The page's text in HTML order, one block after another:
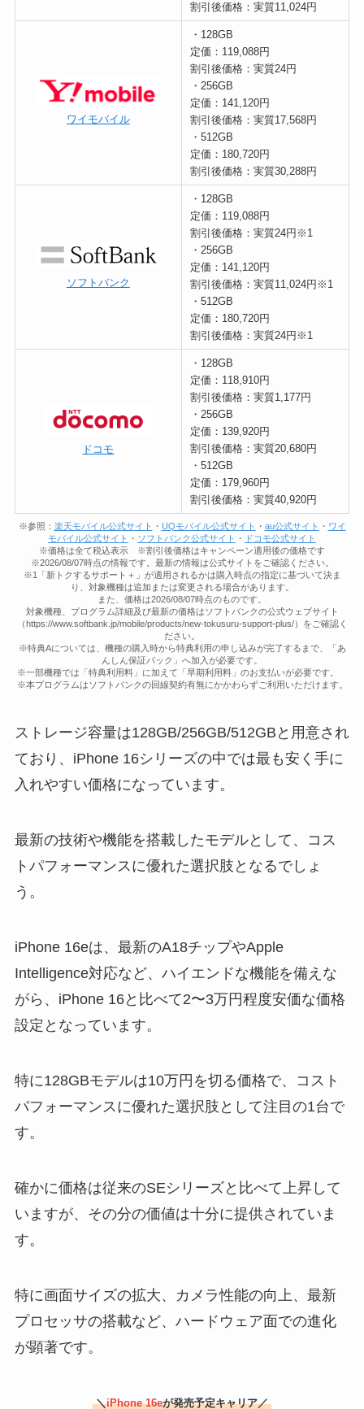
割引後価格：実質11,024円
ワイモバイル
・128GB
定価：119,088円
割引後価格：実質24円
・256GB
定価：141,120円
割引後価格：実質17,568円
・512GB
定価：180,720円
割引後価格：実質30,288円
ソフトバンク
・128GB
定価：119,088円
割引後価格：実質24円※1
・256GB
定価：141,120円
割引後価格：実質11,024円※1
・512GB
定価：180,720円
割引後価格：実質24円※1
ドコモ
・128GB
定価：118,910円
割引後価格：実質1,177円
・256GB
定価：139,920円
割引後価格：実質20,680円
・512GB
定価：179,960円
割引後価格：実質40,920円
※参照： 楽天モバイル公式サイト ・ UQモバイル公式サイト ・ au公式サイト ・ ワイ
モバイル公式サイト ・ ソフトバンク公式サイト ・
ドコモ公式サイト
※価格は全て税込表示 ※割引後価格はキャンペーン適用後の価格です
※2026/08/07時点の情報です。最新の情報は公式サイトをご確認ください。
※1「新トクするサポート＋」が適用されるかは購入時点の指定に基づいて決ま
り、対象機種は追加または変更される場合があります。
また、価格は2026/08/07時点のものです。
対象機種、プログラム詳細及び最新の価格はソフトバンクの公式ウェブサイト
（https://www.softbank.jp/mobile/products/new-tokusuru-support-plus/）をご確認く
ださい。
※特典Aについては、機種の購入時から特典利用の申し込みが完了するまで、「あ
んしん保証パック」へ加入が必要です。
※一部機種では「特典利用料」に加えて「早期利用料」のお支払いが必要です。
※本プログラムはソフトバンクの回線契約有無にかかわらずご利用いただけます。
ストレージ容量は128GB/256GB/512GBと用意され
ており、iPhone 16シリーズの中では最も安く手に
入れやすい価格になっています。
最新の技術や機能を搭載したモデルとして、コス
トパフォーマンスに優れた選択肢となるでしょ
う。
iPhone 16eは、最新のA18チップやApple
Intelligence対応など、ハイエンドな機能を備えな
がら、iPhone 16と比べて2〜3万円程度安価な価格
設定となっています。
特に128GBモデルは10万円を切る価格で、コスト
パフォーマンスに優れた選択肢として注目の1台で
す。
確かに価格は従来のSEシリーズと比べて上昇して
いますが、その分の価値は十分に提供されていま
す。
特に画面サイズの拡大、カメラ性能の向上、最新
プロセッサの搭載など、ハードウェア面での進化
が顕著です。
＼iPhone 16eが発売予定キャリア／